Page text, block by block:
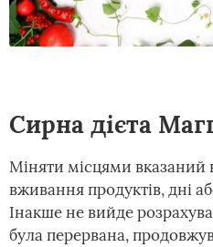
Сирна дієта
Міняти місцями вказаний
вживання продуктів, дні
Інакше не вийде
була перервана,